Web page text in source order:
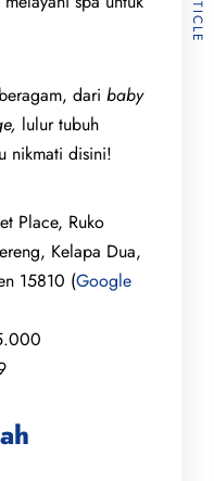
dari baby
lulur tubuh
nikmati disini!
Place, Ruko
Kelapa Dua,
15810 (Google